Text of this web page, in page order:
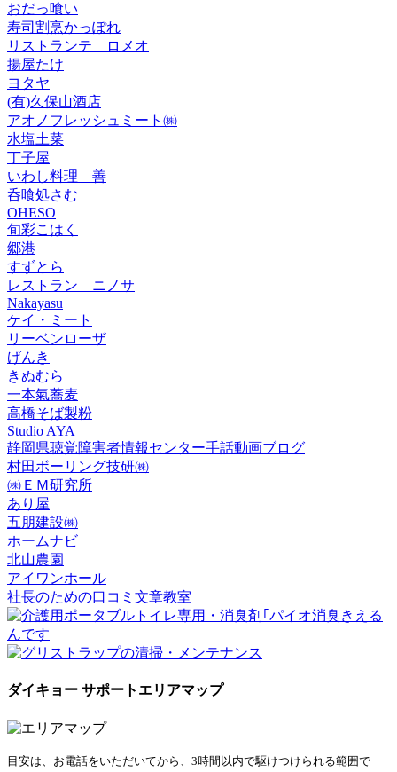
おだっ喰い
寿司割烹かっぽれ
リストランテ ロメオ
揚屋たけ
ヨタヤ
(有)久保山酒店
アオノフレッシュミート㈱
水塩土菜
丁子屋
いわし料理 善
呑喰処さむ
OHESO
旬彩こはく
郷港
すずとら
レストラン ニノサ
Nakayasu
ケイ・ミート
リーベンローザ
げんき
きぬむら
一本氣蕎麦
高橋そば製粉
Studio AYA
静岡県聴覚障害者情報センター手話動画ブログ
村田ボーリング技研㈱
㈱ＥＭ研究所
あり屋
五朋建設㈱
ホームナビ
北山農園
アイワンホール
社長のための口コミ文章教室
ダイキョー サポートエリアマップ
目安は、お電話をいただいてから、3時間以内で駆けつけられる範囲で